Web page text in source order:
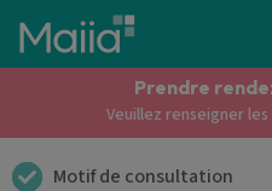
Aller au contenu principal
Prendre
Veuillez renseigner
Motif de consultation